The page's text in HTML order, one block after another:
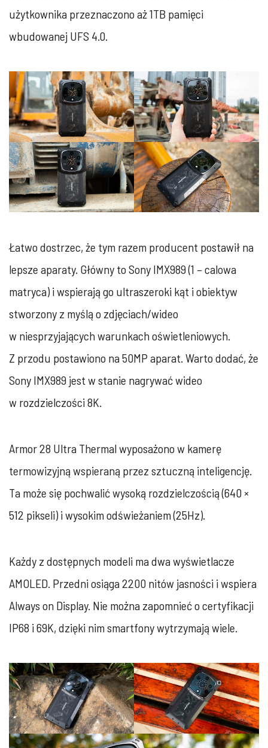
użytkownika przeznaczono aż 1TB pamięci
wbudowanej UFS 4.0.
Łatwo dostrzec, że tym razem producent postawił na
lepsze aparaty. Główny to Sony IMX989 (1 – calowa
matryca) i wspierają go ultraszeroki kąt i obiektyw
stworzony z myślą o zdjęciach/wideo
w niesprzyjających warunkach oświetleniowych.
Z przodu postawiono na 50MP aparat. Warto dodać, że
Sony IMX989 jest w stanie nagrywać wideo
w rozdzielczości 8K.
Armor 28 Ultra Thermal wyposażono w kamerę
termowizyjną wspieraną przez sztuczną inteligencję.
Ta może się pochwalić wysoką rozdzielczością (640 ×
512 pikseli) i wysokim odświeżaniem (25Hz).
Każdy z dostępnych modeli ma dwa wyświetlacze
AMOLED. Przedni osiąga 2200 nitów jasności i wspiera
Always on Display. Nie można zapomnieć o certyfikacji
IP68 i 69K, dzięki nim smartfony wytrzymają wiele.